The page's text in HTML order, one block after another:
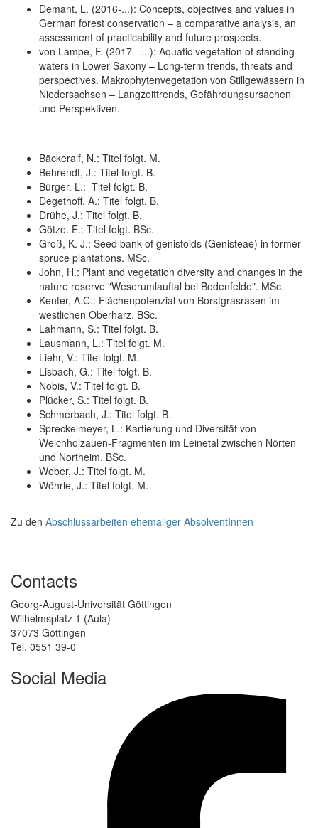
Demant, L. (2016-...): Concepts, objectives and values in
German forest conservation – a comparative analysis, an
assessment of practicability and future prospects.
von Lampe, F. (2017 - ...): Aquatic vegetation of standing
waters in Lower Saxony – Long-term trends, threats and
perspectives. Makrophytenvegetation von Stillgewässern in
Niedersachsen – Langzeittrends, Gefährdungsursachen
und Perspektiven.
Bäckeralf, N.: Titel folgt. M.
Behrendt, J.: Titel folgt. B.
Bürger. L.: Titel folgt. B.
Degethoff, A.: Titel folgt. B.
Drühe, J.: Titel folgt. B.
Götze. E.: Titel folgt. BSc.
Groß, K. J.: Seed bank of genistoids (Genisteae) in former
spruce plantations. MSc.
John, H.: Plant and vegetation diversity and changes in the
nature reserve "Weserumlauftal bei Bodenfelde". MSc.
Kenter, A.C.: Flächenpotenzial von Borstgrasrasen im
westlichen Oberharz. BSc.
Lahmann, S.: Titel folgt. B.
Lausmann, L.: Titel folgt. M.
Liehr, V.: Titel folgt. M.
Lisbach, G.: Titel folgt. B.
Nobis, V.: Titel folgt. B.
Plücker, S.: Titel folgt. B.
Schmerbach, J.: Titel folgt. B.
Spreckelmeyer, L.: Kartierung und Diversität von
Weichholzauen-Fragmenten im Leinetal zwischen Nörten
und Northeim. BSc.
Weber, J.: Titel folgt. M.
Wöhrle, J.: Titel folgt. M.
Zu den Abschlussarbeiten ehemaliger AbsolventInnen
Contacts
Georg-August-Universität Göttingen
Wilhelmsplatz 1 (Aula)
37073 Göttingen
Tel. 0551 39-0
Social Media